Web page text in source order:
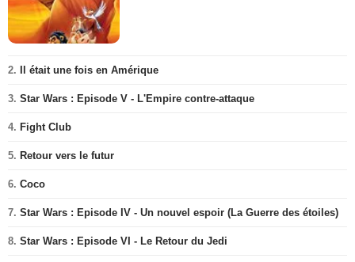
2. Il était une fois en Amérique
3. Star Wars : Episode V - L'Empire contre-attaque
4. Fight Club
5. Retour vers le futur
6. Coco
7. Star Wars : Episode IV - Un nouvel espoir (La Guerre des étoiles)
8. Star Wars : Episode VI - Le Retour du Jedi